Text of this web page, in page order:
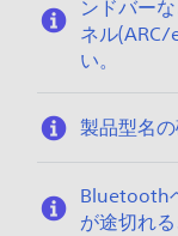
ンドバー
ネル(ARC/
い。
製品型名
Bluetooth
が途切れ